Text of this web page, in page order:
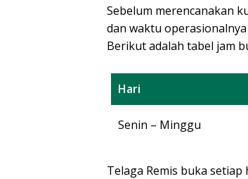
Sebelum merencanakan
dan waktu
Berikut adalah tabel jam
Hari
Senin – Minggu
Telaga Remis buka